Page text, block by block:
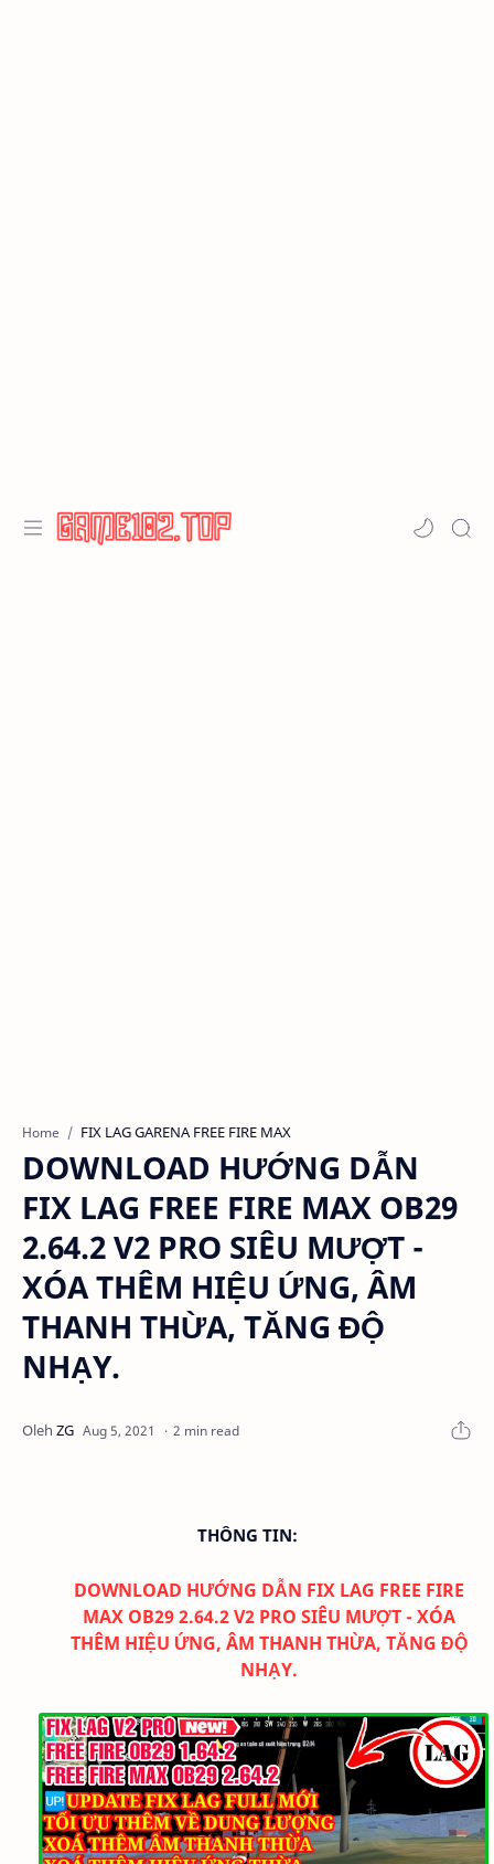
Home FIX LAG GARENA FREE FIRE MAX
DOWNLOAD HƯỚNG DẪN
FIX LAG FREE FIRE MAX OB29
2.64.2 V2 PRO SIÊU MƯỢT -
XÓA THÊM HIỆU ỨNG, ÂM
THANH THỪA, TĂNG ĐỘ
NHẠY.
2 min read
THÔNG TIN:
DOWNLOAD HƯỚNG DẪN FIX LAG FREE FIRE
MAX OB29 2.64.2 V2 PRO SIÊU MƯỢT - XÓA
THÊM HIỆU ỨNG, ÂM THANH THỪA, TĂNG ĐỘ
NHẠY.